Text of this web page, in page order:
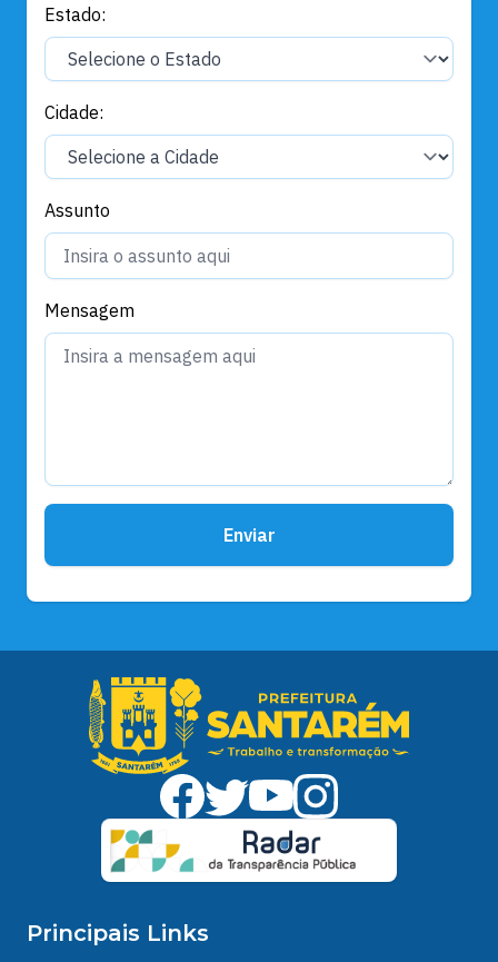
Estado:
Cidade:
Assunto
Mensagem
Enviar
Principais Links